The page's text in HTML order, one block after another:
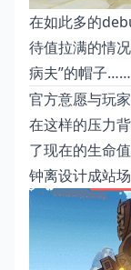
在如此多的
待值拉满的情
病夫”的帽子……
官方意愿与玩
在这样的压力
了现在的生命
钟离设计成站